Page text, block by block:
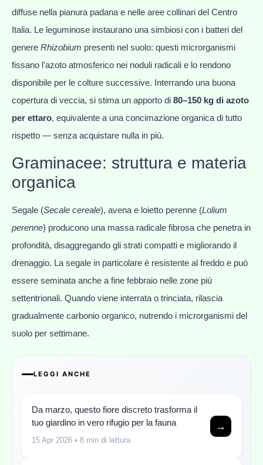
diffuse nella pianura padana e nelle aree collinari del Centro
Italia. Le leguminose instaurano una simbiosi con i batteri del
genere Rhizobium presenti nel suolo: questi microrganismi
fissano l'azoto atmosferico nei noduli radicali e lo rendono
disponibile per le colture successive. Interrando una buona
copertura di veccia, si stima un apporto di 80–150 kg di azoto
per ettaro, equivalente a una concimazione organica di tutto
rispetto — senza acquistare nulla in più.
Graminacee: struttura e materia
organica
Segale (Secale cereale), avena e loietto perenne (Lolium
perenne) producono una massa radicale fibrosa che penetra in
profondità, disaggregando gli strati compatti e migliorando il
drenaggio. La segale in particolare è resistente al freddo e può
essere seminata anche a fine febbraio nelle zone più
settentrionali. Quando viene interrata o trinciata, rilascia
gradualmente carbonio organico, nutrendo i microrganismi del
suolo per settimane.
LEGGI ANCHE
Da marzo, questo fiore discreto trasforma il
tuo giardino in vero rifugio per la fauna
15 Apr 2026 • 8 min di lettura
→